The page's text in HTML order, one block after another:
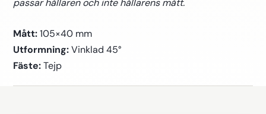
passar hållaren och inte hållarens mått.
Mått: 105×40 mm
Utformning: Vinklad 45°
Fäste: Tejp